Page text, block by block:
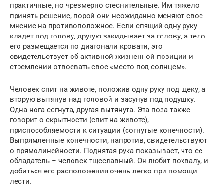
практичные, но чрезмерно стеснительные. Им тяжело
принять решение, порой они неожиданно меняют свое
мнение на противоположное. Если спящий одну руку
кладет под голову, другую закидывает за голову, а тело
его размещается по диагонали кровати, это
свидетельствует об активной жизненной позиции и
стремлении отвоевать свое «место под солнцем».
Человек спит на животе, положив одну руку под щеку, а
вторую вытянув над головой и засунув под подушку.
Одна нога согнута, другая вытянута. Эта поза также
говорит о скрытности (спит на животе),
приспособляемости к ситуации (согнутые конечности).
Выпрямленные конечности, напротив, свидетельствуют
о прямолинейности. Поднятая рука показывает, что ее
обладатель – человек тщеславный. Он любит похвалу, и
добиться его расположения очень легко при помощи
лести.